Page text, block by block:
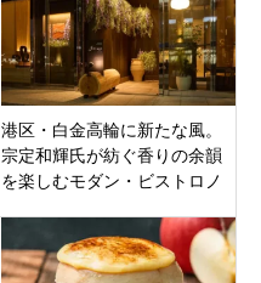
港区・白金高輪に新たな風。
宗定和輝氏が紡ぐ香りの余韻
を楽しむモダン・ビストロノ
ュ）』がオープン